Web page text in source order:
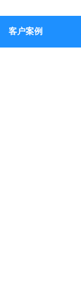
客户案例